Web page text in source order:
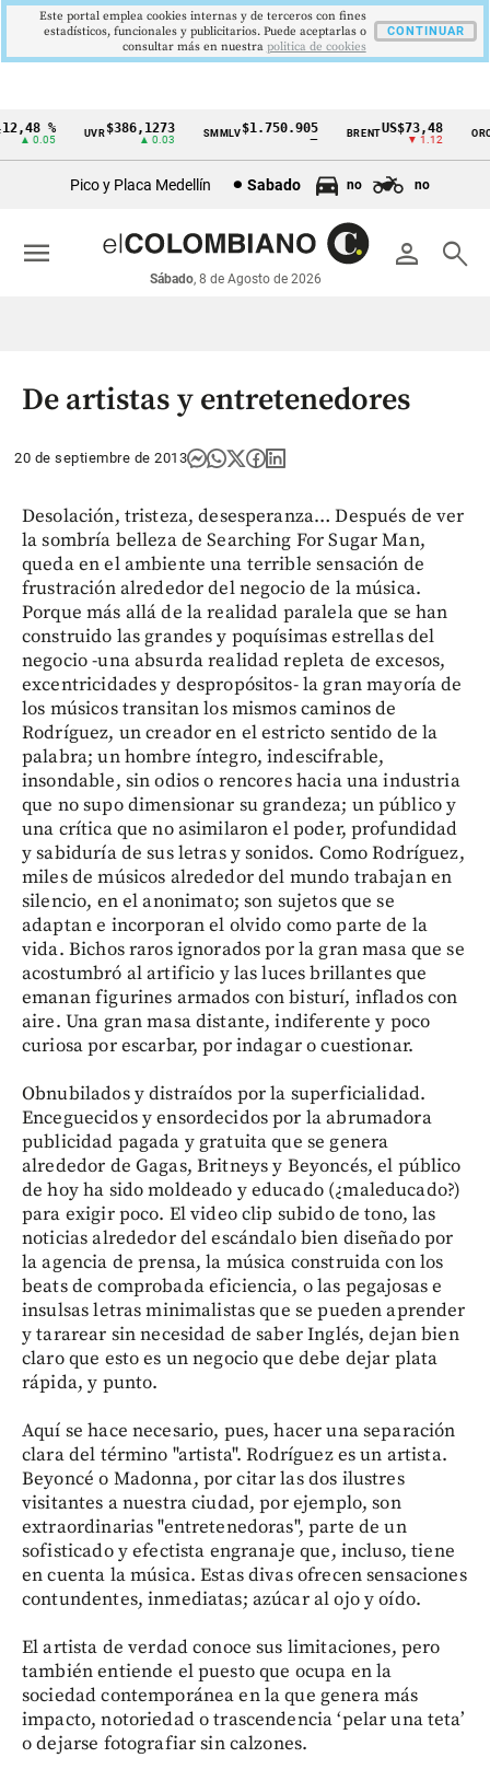
Cintillo
económicos
Colombia
%
▲ 0.05
UVR$386,1273
▲ 0.03
SMMLV$1.750.905 BRENTUS$73,48
▼ 1.12
ORO
Pico y Placa Medellín Sabado no no
person search
Sábado, 8 de Agosto de 2026
menu
De artistas y entretenedores
20 de septiembre de 2013
Desolación, tristeza, desesperanza… Después de ver
la sombría belleza de Searching For Sugar Man,
queda en el ambiente una terrible sensación de
frustración alrededor del negocio de la música.
Porque más allá de la realidad paralela que se han
construido las grandes y poquísimas estrellas del
negocio -una absurda realidad repleta de excesos,
excentricidades y despropósitos- la gran mayoría de
los músicos transitan los mismos caminos de
Rodríguez, un creador en el estricto sentido de la
palabra; un hombre íntegro, indescifrable,
insondable, sin odios o rencores hacia una industria
que no supo dimensionar su grandeza; un público y
una crítica que no asimilaron el poder, profundidad
y sabiduría de sus letras y sonidos. Como Rodríguez,
miles de músicos alrededor del mundo trabajan en
silencio, en el anonimato; son sujetos que se
adaptan e incorporan el olvido como parte de la
vida. Bichos raros ignorados por la gran masa que se
acostumbró al artificio y las luces brillantes que
emanan figurines armados con bisturí, inflados con
aire. Una gran masa distante, indiferente y poco
curiosa por escarbar, por indagar o cuestionar.
Obnubilados y distraídos por la superficialidad.
Enceguecidos y ensordecidos por la abrumadora
publicidad pagada y gratuita que se genera
alrededor de Gagas, Britneys y Beyoncés, el público
de hoy ha sido moldeado y educado (¿maleducado?)
para exigir poco. El video clip subido de tono, las
noticias alrededor del escándalo bien diseñado por
la agencia de prensa, la música construida con los
beats de comprobada eficiencia, o las pegajosas e
insulsas letras minimalistas que se pueden aprender
y tararear sin necesidad de saber Inglés, dejan bien
claro que esto es un negocio que debe dejar plata
rápida, y punto.
Aquí se hace necesario, pues, hacer una separación
clara del término "artista". Rodríguez es un artista.
Beyoncé o Madonna, por citar las dos ilustres
visitantes a nuestra ciudad, por ejemplo, son
extraordinarias "entretenedoras", parte de un
sofisticado y efectista engranaje que, incluso, tiene
en cuenta la música. Estas divas ofrecen sensaciones
contundentes, inmediatas; azúcar al ojo y oído.
El artista de verdad conoce sus limitaciones, pero
también entiende el puesto que ocupa en la
sociedad contemporánea en la que genera más
impacto, notoriedad o trascendencia ‘pelar una teta’
o dejarse fotografiar sin calzones.
Este portal emplea cookies internas y de terceros con fines
estadísticos, funcionales y publicitarios. Puede aceptarlas o
consultar más en nuestra politica de cookies
CONTINUAR